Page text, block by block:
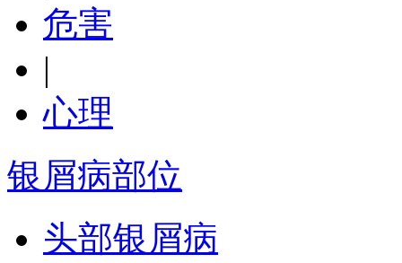
危害
|
心理
银屑病部位
头部银屑病